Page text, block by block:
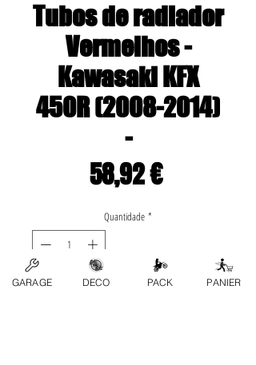
Tubos de radiador
Vermelhos -
Kawasaki KFX
450R (2008-2014)
-
58,92 €Preço
Quantidade *
GARAGE DECO PACK PANIER